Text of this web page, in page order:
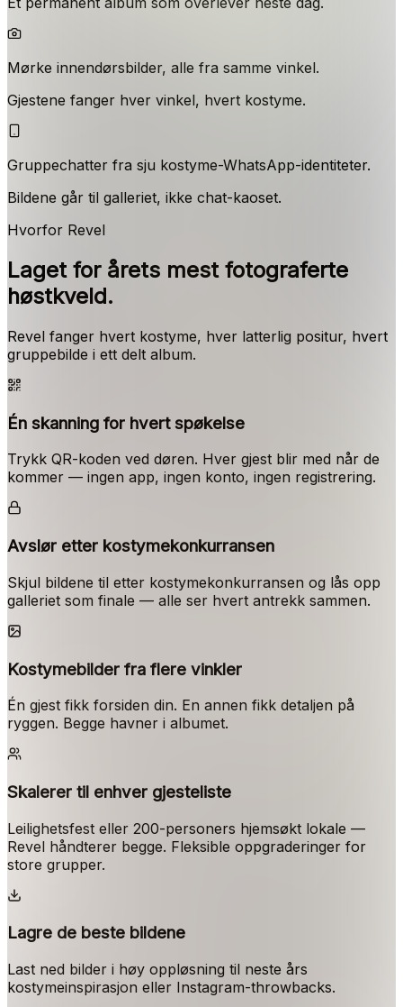
Mørke innendørsbilder, alle fra samme vinkel.
Gjestene fanger hver vinkel, hvert kostyme.
Gruppechatter fra sju kostyme-WhatsApp-identiteter.
Bildene går til galleriet, ikke chat-kaoset.
Hvorfor Revel
Laget for årets mest fotograferte
høstkveld.
Revel fanger hvert kostyme, hver latterlig positur, hvert
gruppebilde i ett delt album.
Én skanning for hvert spøkelse
Trykk QR-koden ved døren. Hver gjest blir med når de
kommer — ingen app, ingen konto, ingen registrering.
Avslør etter kostymekonkurransen
Skjul bildene til etter kostymekonkurransen og lås opp
galleriet som finale — alle ser hvert antrekk sammen.
Kostymebilder fra flere vinkler
Én gjest fikk forsiden din. En annen fikk detaljen på
ryggen. Begge havner i albumet.
Skalerer til enhver gjesteliste
Leilighetsfest eller 200-personers hjemsøkt lokale —
Revel håndterer begge. Fleksible oppgraderinger for
store grupper.
Lagre de beste bildene
Last ned bilder i høy oppløsning til neste års
kostymeinspirasjon eller Instagram-throwbacks.